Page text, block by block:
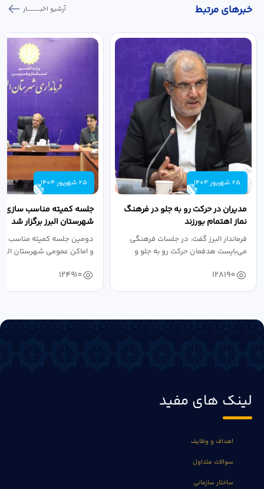
خبر‌های مرتبط آرشیو اخبـــــــــــار
25 شهریور 1404
مدیران در حرکت رو به جلو در فرهنگ
نماز اهتمام بورزند
فرماندار البرز گفت: در جلسات فرهنگی
می‌بایست هدفمان حرکت رو به جلو و
128190
25 شهریور 1404
جلسه کمیته مناسب سازی
شهرستان البرز برگزار شد
دومین جلسه کمیته مناسب
و اماکن عمومی شهرستان
124910
لینک های مفید
اهداف و وظایف
سوالات متداول
ساختار سازمانی